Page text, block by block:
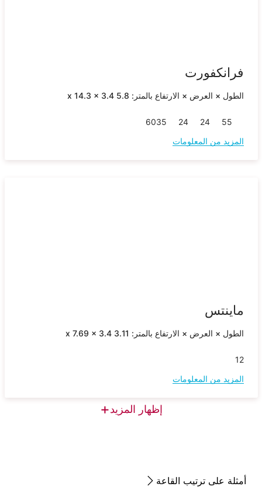
فرانكفورت
الطول × العرض × الارتفاع بالمتر: 5.8 x 14.3 x 3.4
55
24
24
35
60
المزيد من المعلومات
ماينتس
الطول × العرض × الارتفاع بالمتر: 3.11 x 7.69 x 3.4
12
المزيد من المعلومات
إظهار المزيد+
أمثلة على ترتيب القاعة